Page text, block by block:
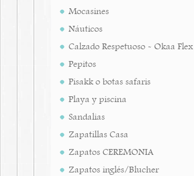
Mocasines
Náuticos
Calzado Respetuoso - Okaa Flex
Pepitos
Pisakk o botas safaris
Playa y piscina
Sandalias
Zapatillas Casa
Zapatos CEREMONIA
Zapatos inglés/Blucher